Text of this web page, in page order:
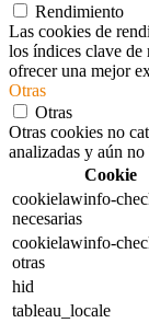
Rendimiento
Las cookies de
los índices clave
ofrecer una mejor
Otras
Otras
Otras cookies no
analizadas y aún
Cookie
cookielawinfo-
necesarias
cookielawinfo-
otras
hid
tableau_locale